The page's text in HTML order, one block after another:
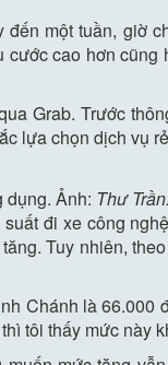
một tuần, giờ
cao hơn cũng
Grab. Trước
lựa chọn dịch vụ
dụng. Ảnh: Thư Trần.
đi xe công
Tuy nhiên,
Chánh là 66.000
tôi thấy mức này